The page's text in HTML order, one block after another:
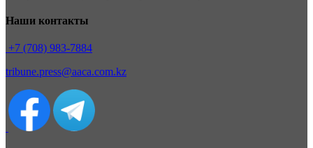
Наши контакты
+7 (708) 983-7884
tribune.press@aaca.com.kz